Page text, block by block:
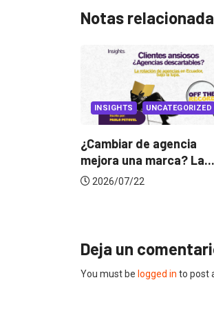
Notas
Gabriela Herrera y el
de cambiarse...
Deja un
You must be logged in to post